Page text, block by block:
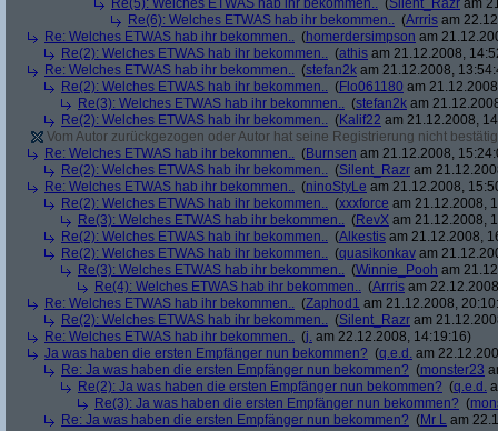
Re(5): Welches ETWAS hab ihr bekommen.. (Silent_Razr am
Re(6): Welches ETWAS hab ihr bekommen.. (Arrris am
Re: Welches ETWAS hab ihr bekommen.. (homerdersimpson am
Re(2): Welches ETWAS hab ihr bekommen.. (athis am 21.12.2008,
Re: Welches ETWAS hab ihr bekommen.. (stefan2k am 21.12.2008,
Re(2): Welches ETWAS hab ihr bekommen.. (Flo061180 am
Re(3): Welches ETWAS hab ihr bekommen.. (stefan2k am
Re(2): Welches ETWAS hab ihr bekommen.. (Kalif22 am 21.12.2008,
Vom Autor zurückgezogen oder Autor hat seine Registrierung nicht
Re: Welches ETWAS hab ihr bekommen.. (Burnsen am 21.12.2008,
Re(2): Welches ETWAS hab ihr bekommen.. (Silent_Razr am
Re: Welches ETWAS hab ihr bekommen.. (ninoStyLe am 21.12.2008,
Re(2): Welches ETWAS hab ihr bekommen.. (xxxforce am 21.12.2008,
Re(3): Welches ETWAS hab ihr bekommen.. (RevX am 21.12.2008,
Re(2): Welches ETWAS hab ihr bekommen.. (Alkestis am 21.12.2008,
Re(2): Welches ETWAS hab ihr bekommen.. (quasikonkav am
Re(3): Welches ETWAS hab ihr bekommen.. (Winnie_Pooh am
Re(4): Welches ETWAS hab ihr bekommen.. (Arrris am
Re: Welches ETWAS hab ihr bekommen.. (Zaphod1 am 21.12.2008,
Re(2): Welches ETWAS hab ihr bekommen.. (Silent_Razr am
Re: Welches ETWAS hab ihr bekommen.. (j. am 22.12.2008, 14:19:16)
Ja was haben die ersten Empfänger nun bekommen? (q.e.d. am
Re: Ja was haben die ersten Empfänger nun bekommen? (monster23
Re(2): Ja was haben die ersten Empfänger nun bekommen? (q.e.d.
Re(3): Ja was haben die ersten Empfänger nun bekommen? (
Re: Ja was haben die ersten Empfänger nun bekommen? (Mr L am